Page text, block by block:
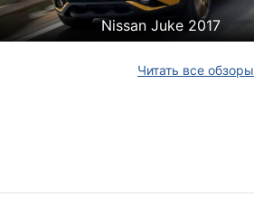
Nissan Juke 2017
Читать все обзоры